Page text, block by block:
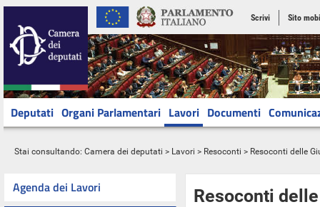
Scrivi Sito
Deputati Organi Parlamentari Lavori Documenti
Stai consultando: Camera dei deputati > Lavori > Resoconti > Resoconti delle
Agenda dei Lavori
Resoconti